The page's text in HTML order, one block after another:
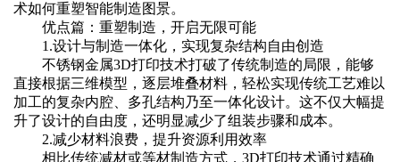
术如何重塑智能制造图景。
优点篇：重塑制造，开启无限可能
1.设计与制造一体化，实现复杂结构自由创造‌
不锈钢金属3D打印技术打破了传统制造的局限，能够
直接根据三维模型，逐层堆叠材料，轻松实现传统工艺难以
加工的复杂内腔、多孔结构乃至一体化设计。这不仅大幅提
升了设计的自由度，还明显减少了组装步骤和成本。
2.减少材料浪费，提升资源利用效率‌
相比传统减材或等材制造方式，3D打印技术通过精确